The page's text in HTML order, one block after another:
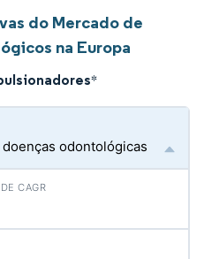
do Mercado de
na Europa
*
odontológicas